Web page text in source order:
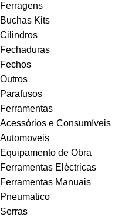
Ferragens
Buchas Kits
Cilindros
Fechaduras
Fechos
Outros
Parafusos
Ferramentas
Acessórios e Consumíveis
Automoveis
Equipamento de Obra
Ferramentas Eléctricas
Ferramentas Manuais
Pneumatico
Serras